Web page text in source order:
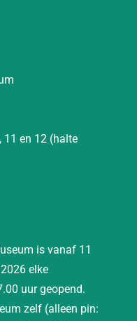
11 en 12 (halte
is vanaf 11
elke
uur geopend.
zelf (alleen pin: